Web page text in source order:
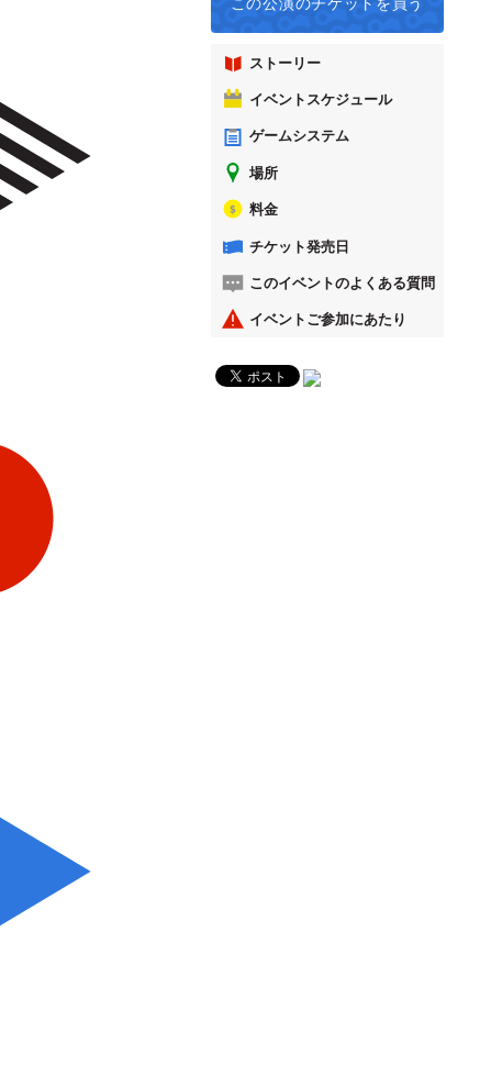
この公演のチケットを買う
ストーリー
イベントスケジュール
ゲームシステム
場所
料金
チケット発売日
このイベントのよくある質問
イベントご参加にあたり